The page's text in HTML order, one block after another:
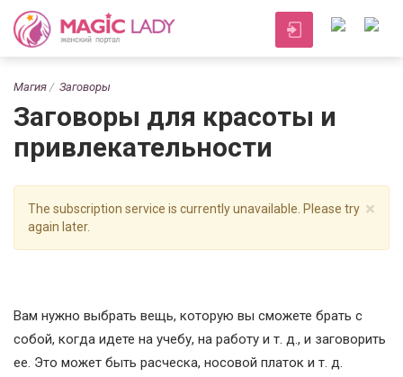
Магия Заговоры
Заговоры для красоты и
привлекательности
×
The subscription service is currently unavailable. Please try
again later.
Вам нужно выбрать вещь, которую вы сможете брать с
собой, когда идете на учебу, на работу и т. д., и заговорить
ее. Это может быть расческа, носовой платок и т. д.